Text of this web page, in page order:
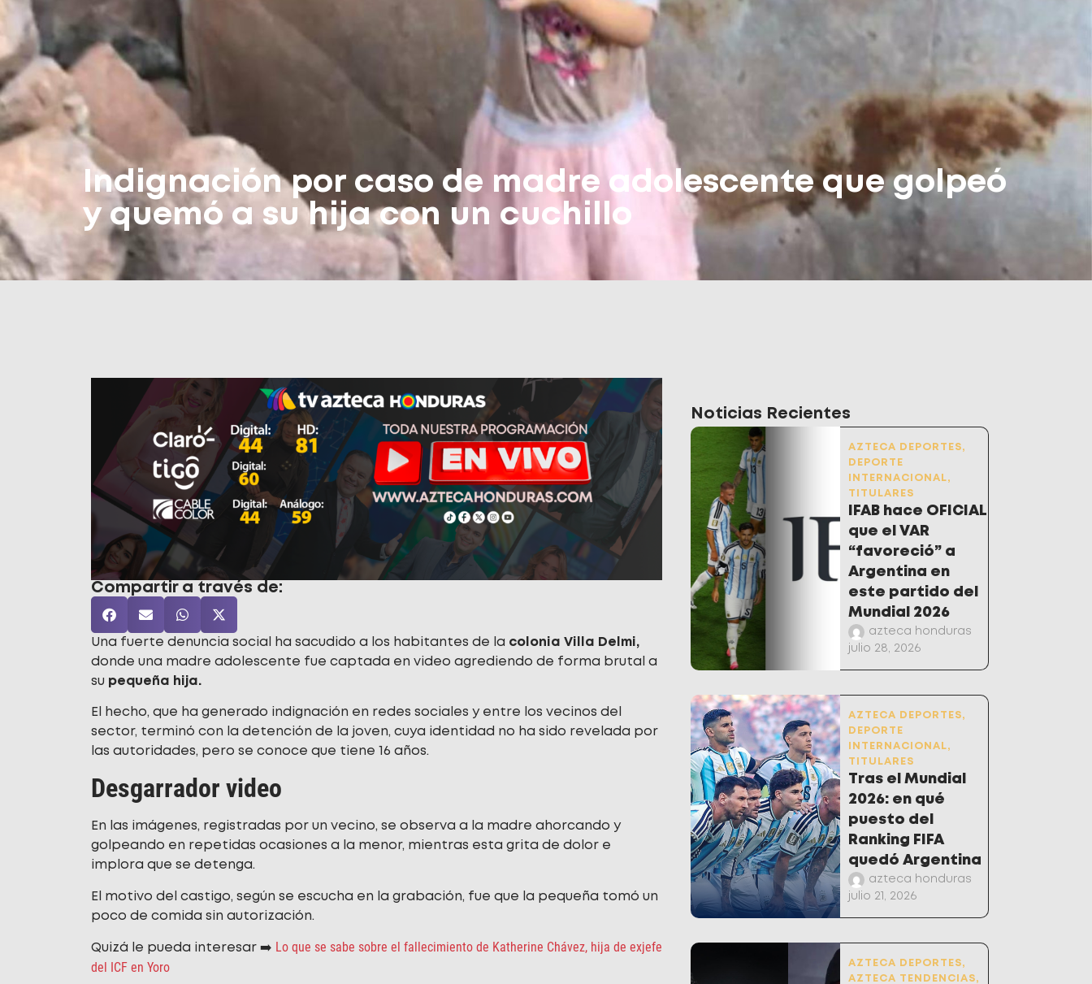
Indignación por caso de madre adolescente que golpeó
y quemó a su hija con un cuchillo
Compartir a través de:
Una fuerte denuncia social ha sacudido a los habitantes de la colonia Villa Delmi,
donde una madre adolescente fue captada en video agrediendo de forma brutal a
su pequeña hija.
El hecho, que ha generado indignación en redes sociales y entre los vecinos del
sector, terminó con la detención de la joven, cuya identidad no ha sido revelada por
las autoridades, pero se conoce que tiene 16 años.
Desgarrador video
En las imágenes, registradas por un vecino, se observa a la madre ahorcando y
golpeando en repetidas ocasiones a la menor, mientras esta grita de dolor e
implora que se detenga.
El motivo del castigo, según se escucha en la grabación, fue que la pequeña tomó un
poco de comida sin autorización.
Quizá le pueda interesar ➡️ Lo que se sabe sobre el fallecimiento de Katherine Chávez, hija de exjefe
del ICF en Yoro
Noticias Recientes
AZTECA DEPORTES,
DEPORTE
INTERNACIONAL,
TITULARES
IFAB hace OFICIAL
que el VAR
“favoreció” a
Argentina en
este partido del
Mundial 2026
azteca honduras
julio 28, 2026
AZTECA DEPORTES,
DEPORTE
INTERNACIONAL,
TITULARES
Tras el Mundial
2026: en qué
puesto del
Ranking FIFA
quedó Argentina
azteca honduras
julio 21, 2026
AZTECA DEPORTES,
AZTECA TENDENCIAS,